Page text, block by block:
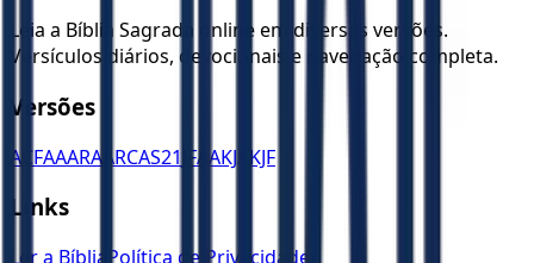
Leia a Bíblia Sagrada online em diversas versões.
Versículos diários, devocionais e navegação completa.
Versões
ACFAAARA ARCAS21 JFAAKJA KJF
Links
Ler a Bíblia Política de Privacidade